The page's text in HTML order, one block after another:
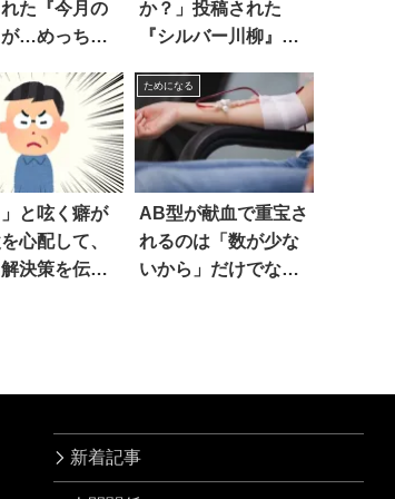
た『今月の
…めっちゃ
か？」投稿された
『シルバー川柳』が
」と呟く癖が
心配して、
決策を伝え
ためになる
AB型が献血で重宝さ
れるのは「数が少な
いから」だけでな
新着記事